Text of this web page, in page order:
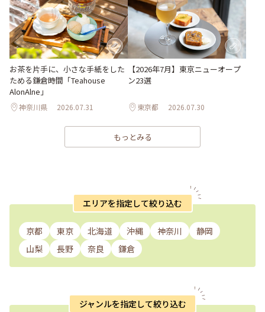
お茶を片手に、小さな手紙をした
ためる鎌倉時間「Teahouse
AlonAlne」
神奈川県 2026.07.31
【2026年7月】東京ニューオープ
ン23選
東京都 2026.07.30
もっとみる
エリアを指定して絞り込む
京都 東京 北海道 沖縄 神奈川
静岡
山梨
長野 奈良 鎌倉
ジャンルを指定して絞り込む